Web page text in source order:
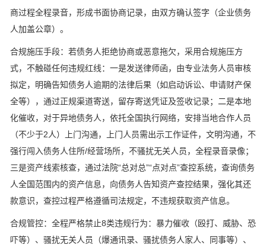
商过程全程录音，形成书面协商记录，由双方确认签字（企业债务
人加盖公章）。
合规施压手段：若债务人拒绝协商或恶意拖欠，采用合规施压方
式，不触碰任何违规红线：一是发送律师函，由专业法务人员审核
拟定，明确告知债务人逾期的法律后果（如启动诉讼、申请财产保
全等），通过正规渠道寄送，留存寄送凭证及签收记录；二是本地
化催收，对于异地债务人，依托全国执行网络，安排当地合作人员
（不少于2人）上门沟通，上门人员需出示工作证件，文明沟通，不
强行闯入债务人住所/经营场所，不骚扰无关人员，全程录音录像；
三是资产线索核查，通过法院“总对总”“点对点”查控系统，查询债务
人全国范围内的资产信息，向债务人告知资产查控结果，强化其还
款意识，查控过程严格遵循司法规定，不违规获取资产信息。
合规管控：全程严格禁止8类违规行为：暴力催收（殴打、威胁、恐
吓等）、骚扰无关人员（爆通讯录、骚扰债务人家人、同事等）、